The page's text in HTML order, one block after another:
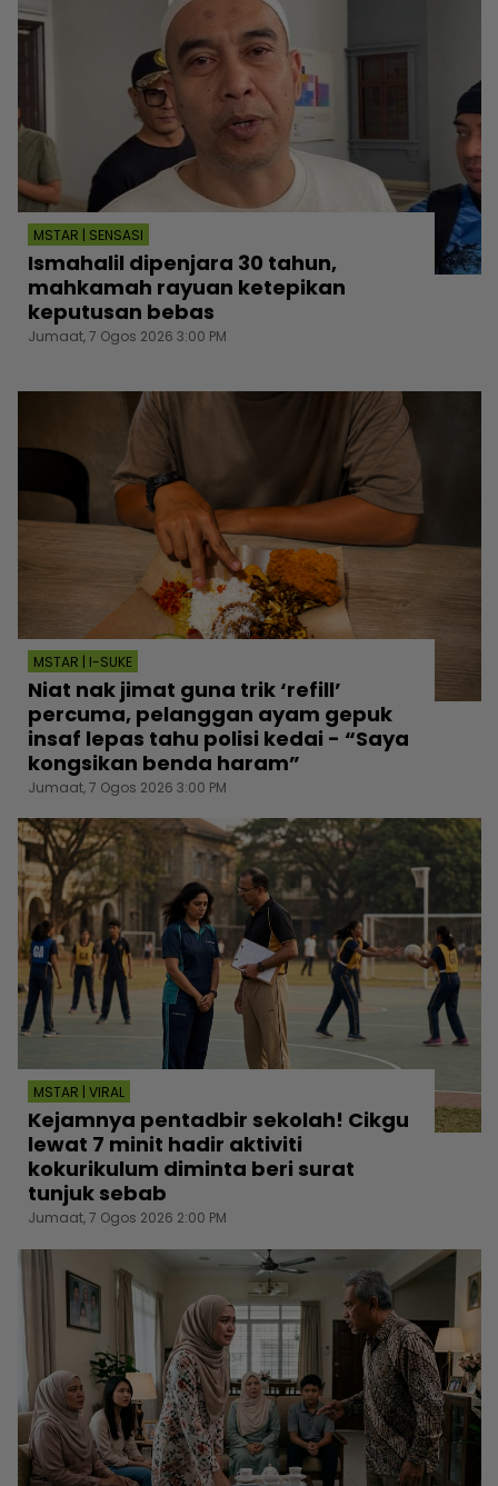
MSTAR | SENSASI
Ismahalil dipenjara 30 tahun,
mahkamah rayuan ketepikan
keputusan bebas
Jumaat, 7 Ogos 2026 3:00 PM
MSTAR | I-SUKE
Niat nak jimat guna trik ‘refill’
percuma, pelanggan ayam gepuk
insaf lepas tahu polisi kedai - “Saya
kongsikan benda haram”
Jumaat, 7 Ogos 2026 3:00 PM
MSTAR | VIRAL
Kejamnya pentadbir sekolah! Cikgu
lewat 7 minit hadir aktiviti
kokurikulum diminta beri surat
tunjuk sebab
Jumaat, 7 Ogos 2026 2:00 PM